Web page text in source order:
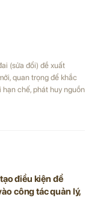
(sửa đổi) đề xuất
quan trọng để khắc
chế, phát huy nguồn
điều kiện để
công tác quản lý,